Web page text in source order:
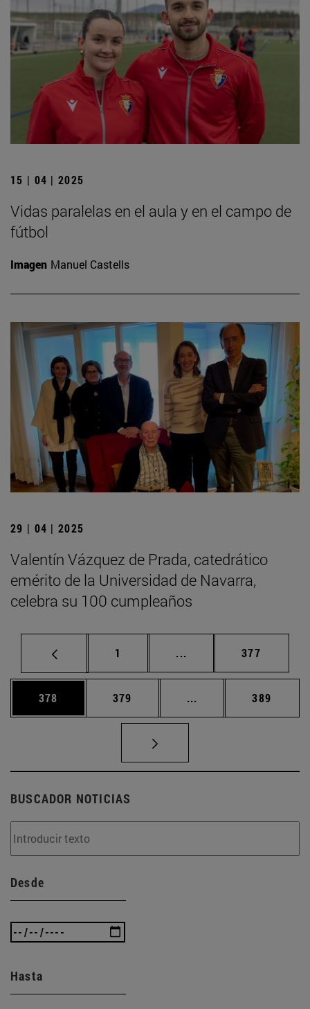
15 | 04 | 2025
Vidas paralelas en el aula y en el campo de
fútbol
Imagen Manuel Castells
29 | 04 | 2025
Valentín Vázquez de Prada, catedrático
emérito de la Universidad de Navarra,
celebra su 100 cumpleaños
Página
1 ... Páginas intermedias
Página
377
Página
378 Página
379 ... Páginas intermedias
Página
389
BUSCADOR NOTICIAS
Desde
Hasta